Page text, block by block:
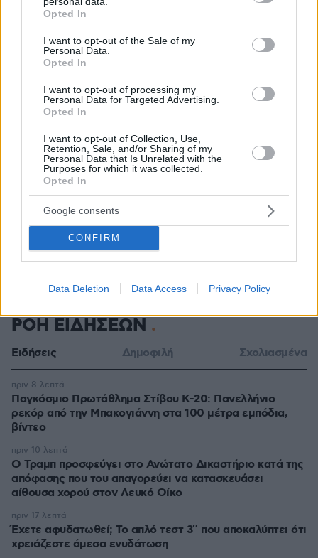
grant or deny consent to Google and its third-party tags to
use your data for below specified purposes in below Google
consent section.
Opted In
I want to opt-out of the Sale of my
Personal Data.
Opted In
I want to opt-out of processing my
Personal Data for Targeted Advertising.
Opted In
I want to opt-out of Collection, Use,
Retention, Sale, and/or Sharing of my
Personal Data that Is Unrelated with the
Purposes for which it was collected.
Opted In
Google consents
CONFIRM
Data Deletion Data Access Privacy Policy
ΣΧΌΛΙΟ *
Απομένουν 2500χαρακτήρες
* Υποχρεωτικά πεδία
ΡΟΗ ΕΙΔΗΣΕΩΝ
Ειδήσεις Δημοφιλή Σχολιασμένα
Παγκόσμιο Πρωτάθλημα Στίβου Κ-20: Πανελλήνιο
ρεκόρ από την Μπακογιάννη στα 100 μέτρα εμπόδια,
βίντεο
πριν 8 λεπτά
Ο Τραμπ προσφεύγει στο Ανώτατο Δικαστήριο κατά της
απόφασης που του απαγορεύει να κατασκευάσει
αίθουσα χορού στον Λευκό Οίκο
πριν 10 λεπτά
Έχετε αφυδατωθεί; Το απλό τεστ 3″ που αποκαλύπτει ότι
χρειάζεστε άμεσα ενυδάτωση
πριν 17 λεπτά